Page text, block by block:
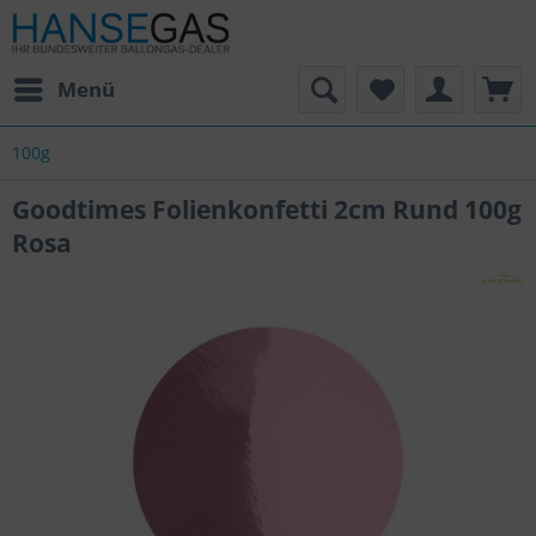
Menü
100g
Goodtimes Folienkonfetti 2cm Rund 100g
Rosa